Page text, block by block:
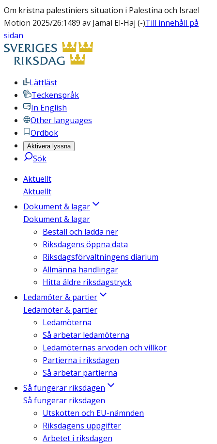
Om kristna palestiniers situation i Palestina och Israel
Motion 2025/26:1489 av Jamal El-Haj (-)Till innehåll på
sidan
Lättläst
Teckenspråk
In English
Other languages
Ordbok
Aktivera lyssna
Sök
Aktuellt
Aktuellt
Dokument & lagar
Dokument & lagar
Beställ och ladda ner
Riksdagens öppna data
Riksdagsförvaltningens diarium
Allmänna handlingar
Hitta äldre riksdagstryck
Ledamöter & partier
Ledamöter & partier
Ledamöterna
Så arbetar ledamöterna
Ledamöternas arvoden och villkor
Partierna i riksdagen
Så arbetar partierna
Så fungerar riksdagen
Så fungerar riksdagen
Utskotten och EU-nämnden
Riksdagens uppgifter
Arbetet i riksdagen